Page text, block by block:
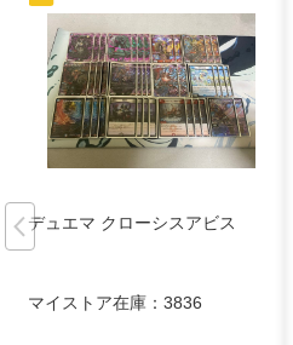
デュエマ クローシスアビス
マイストア在庫： 3836